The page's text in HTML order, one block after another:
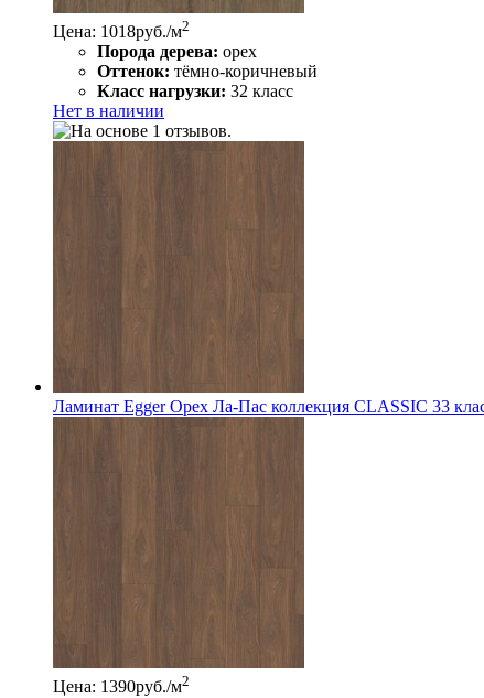
Цена: 1018руб./м2
Порода дерева: орех
Оттенок: тёмно-коричневый
Класс нагрузки: 32 класс
Нет в наличии
Ламинат Egger Орех Ла-Пас коллекция CLASSIC 33
Цена: 1390руб./м2